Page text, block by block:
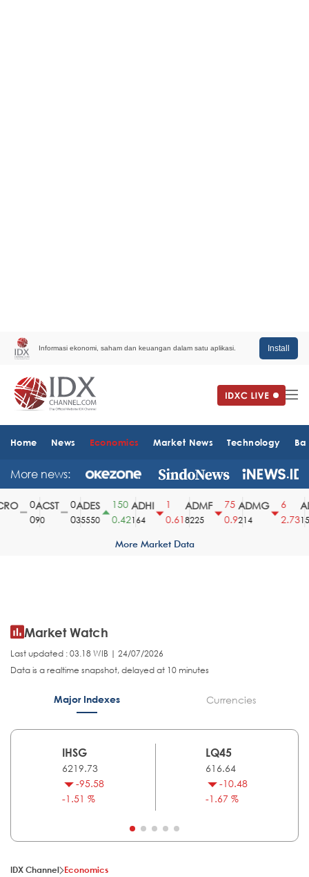
Informasi ekonomi, saham dan keuangan dalam satu aplikasi. Install
Home News Economics Market News Technology
More news:
ACST
90
ADES
35550
150
0.42
ADHI
164
0.61
ADMF
8225
75
0.9
ADMG
214
2.73
More Market Data
Market Watch
Last updated : 03.18 WIB | 24/07/2026
Data is a realtime snapshot, delayed at 10 minutes
Major Indexes Currencies
IHSG
6219.73
-95.58
-1.51 %
LQ45
616.64
-10.48
-1.67 %
IDX Channel Economics